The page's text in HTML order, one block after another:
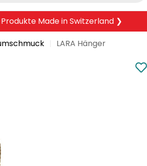
Made in Switzerland ❯
LARA Hänger